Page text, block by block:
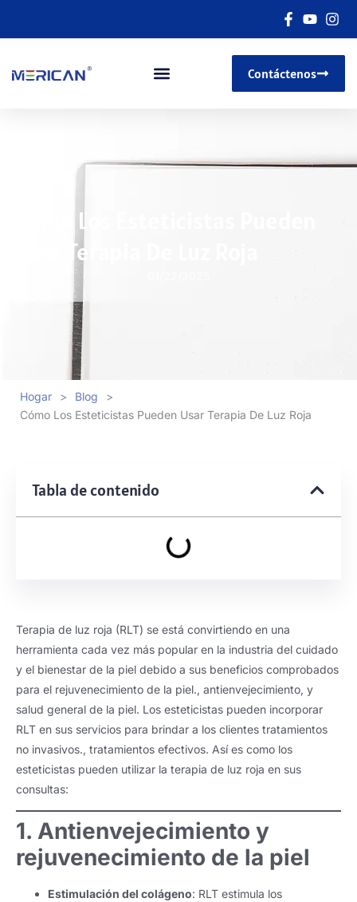
Contáctenos
Cómo Los Esteticistas Pueden
Usar Terapia De Luz Roja
Hogar > Blog
>
Cómo Los Esteticistas Pueden Usar Terapia De Luz Roja
Tabla de contenido
Terapia de luz roja (RLT) se está convirtiendo en una
herramienta cada vez más popular en la industria del cuidado
y el bienestar de la piel debido a sus beneficios comprobados
para el rejuvenecimiento de la piel., antienvejecimiento, y
salud general de la piel. Los esteticistas pueden incorporar
RLT en sus servicios para brindar a los clientes tratamientos
no invasivos., tratamientos efectivos. Así es como los
esteticistas pueden utilizar la terapia de luz roja en sus
consultas:
1. Antienvejecimiento y
rejuvenecimiento de la piel
Estimulación del colágeno: RLT estimula los